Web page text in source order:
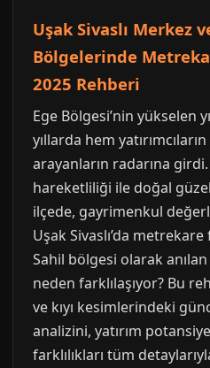
Uşak Sivaslı Merkez
Bölgelerinde
2025 Rehberi
Ege Bölgesi’nin yükselen
yıllarda hem
arayanların radarına
hareketliliği ile doğal
ilçede, gayrimenkul
Uşak Sivaslı’da
Sahil bölgesi olarak
neden farklılaşıyor? Bu
ve kıyı kesimlerindeki
analizini, yatırım
farklılıkları tüm